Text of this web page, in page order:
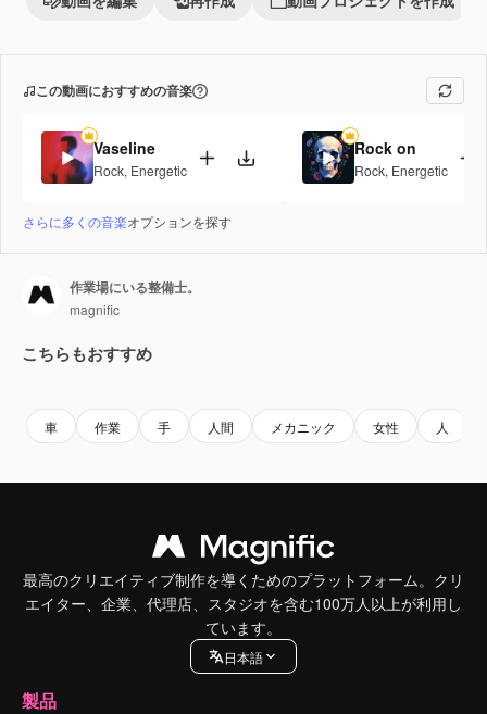
この動画におすすめの音楽
Vaseline
Rock, Energetic
Rock on
Rock, Energetic
さらに多くの音楽オプションを探す
作業場にいる整備士。
magnific
こちらもおすすめ
車 作業 手 人間 メカニック 女性 人
最高のクリエイティブ制作を導くためのプラットフォーム。クリ
エイター、企業、代理店、スタジオを含む100万人以上が利用し
ています。
日本語
製品